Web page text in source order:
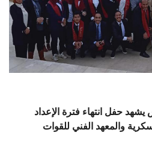
حفل انتهاء فترة الإعداد
والمعهد الفني للقوات